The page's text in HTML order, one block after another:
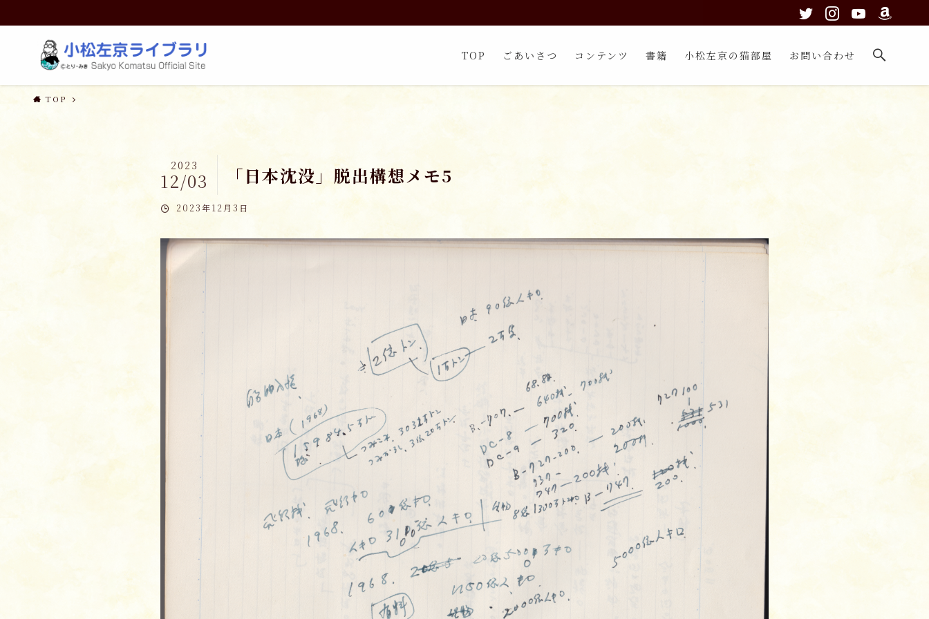
TOP ごあいさつ コンテンツ 書籍 小松左京の猫部屋 お問い合わせ
TOP
「日本沈没」脱出構想メモ5
2023
12/03
2023年12月3日